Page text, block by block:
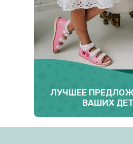
ЛУЧШЕЕ
ВАШИХ